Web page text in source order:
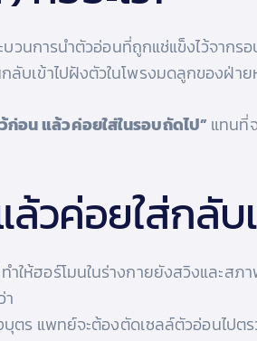
บวนการนำตัวอ่อนที่ถูกแช่แข็งไว้จากร
ลับเข้าไปฝังตัวในโพรงมดลูกของฝ่า
ก่อน แล้วค่อยใส่ในรอบถัดไป” แทนที่
วค่อยใส่กลับ
ให้ฮอร์โมนในร่างกายยังสวิงและส
ร แพทย์จะต้องตัดเซลล์ตัวอ่อนไปตร